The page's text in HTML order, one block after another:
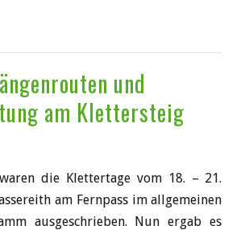
und
am Klettersteig
die Klettertage vom 18. – 21.
am Fernpass im allgemeinen
ausgeschrieben. Nun ergab es